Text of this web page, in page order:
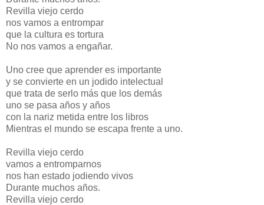
Revilla viejo cerdo
nos vamos a entrompar
que la cultura es tortura
No nos vamos a engañar.
Uno cree que aprender es importante
y se convierte en un jodido intelectual
que trata de serlo más que los demás
uno se pasa años y años
con la nariz metida entre los libros
Mientras el mundo se escapa frente a uno.
Revilla viejo cerdo
vamos a entromparnos
nos han estado jodiendo vivos
Durante muchos años.
Revilla viejo cerdo